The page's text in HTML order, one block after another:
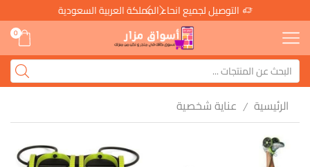
التوصيل لجميع انحاء المملكة العربية السعودية
0
الرئيسية / عناية شخصية